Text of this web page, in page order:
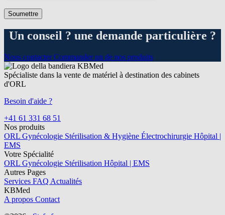
Un conseil ? une demande particulière ?
Nous contacter Commander un de nos produits
Spécialiste dans la vente de matériel à destination des cabinets
d'ORL
Besoin d'aide ?
+41 61 331 68 51
Nos produits
ORL Gynécologie Stérilisation & Hygiène Électrochirurgie Hôpital |
EMS
Votre Spécialité
ORL Gynécologie Stérilisation Hôpital | EMS
Autres Pages
Services FAQ Actualités
KBMed
A propos Contact